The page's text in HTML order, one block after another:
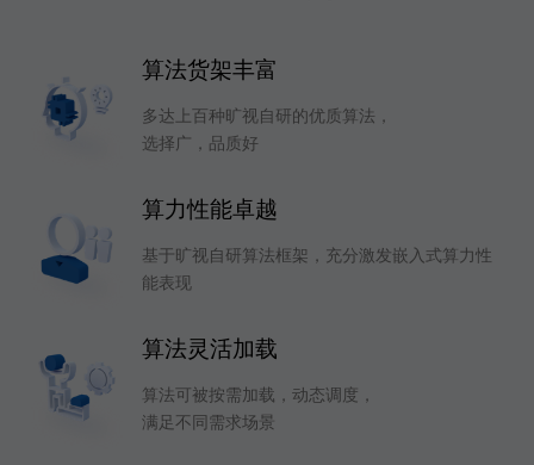
算法货架丰富
多达上百种旷视自研的优质算法，
选择广，品质好
算力性能卓越
基于旷视自研算法框架，充分激发嵌入式算力性
能表现
算法灵活加载
算法可被按需加载，动态调度，
满足不同需求场景